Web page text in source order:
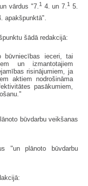
vārdus "7. 14. un 7.1 5.
apakšpunktā".
šādā redakcijā:
būvniecības ieceri, tai
un izmantotajiem
risinājumiem, ja
aktiem nodrošināma
pasākumiem,
būvdarbu veikšanas
"un plānoto būvdarbu